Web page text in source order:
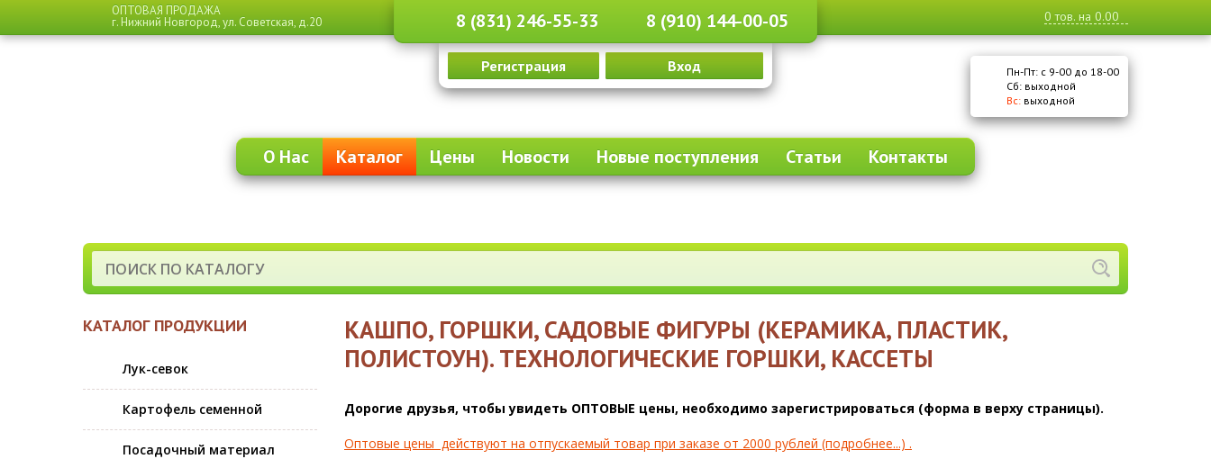
ОПТОВАЯ ПРОДАЖА
г. Нижний Новгород,ул. Советская, д.20 8 (831) 246-55-33 8 (910) 144-00-05 0 тов. на 0.00
Регистрация Вход
Пн-Пт: с 9-00 до 18-00
Cб: выходной
Вс: выходной
О Нас Каталог Цены Новости Новые поступления Статьи Контакты
КАТАЛОГ ПРОДУКЦИИ
Лук-севок
Картофель семенной
Посадочный материал
КАШПО, ГОРШКИ, САДОВЫЕ ФИГУРЫ (КЕРАМИКА, ПЛАСТИК,
ПОЛИСТОУН). ТЕХНОЛОГИЧЕСКИЕ ГОРШКИ, КАССЕТЫ
Дорогие друзья, чтобы увидеть ОПТОВЫЕ цены, необходимо зарегистрироваться (форма в верху страницы).
Оптовые цены действуют на отпускаемый товар при заказе от 2000 рублей (подробнее...) .